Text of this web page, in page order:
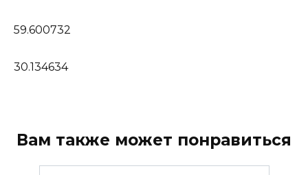
59.600732
30.134634
Вам также может понравиться